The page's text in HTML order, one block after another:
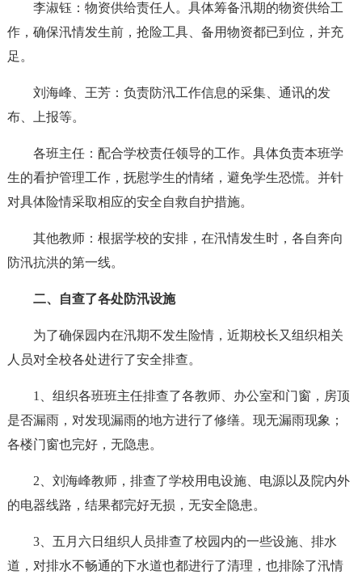
李淑钰：物资供给责任人。具体筹备汛期的物资供给工
作，确保汛情发生前，抢险工具、备用物资都已到位，并充
足。
刘海峰、王芳：负责防汛工作信息的采集、通讯的发
布、上报等。
各班主任：配合学校责任领导的工作。具体负责本班学
生的看护管理工作，抚慰学生的情绪，避免学生恐慌。并针
对具体险情采取相应的安全自救自护措施。
其他教师：根据学校的安排，在汛情发生时，各自奔向
防汛抗洪的第一线。
二、自查了各处防汛设施
为了确保园内在汛期不发生险情，近期校长又组织相关
人员对全校各处进行了安全排查。
1、组织各班班主任排查了各教师、办公室和门窗，房顶
是否漏雨，对发现漏雨的地方进行了修缮。现无漏雨现象；
各楼门窗也完好，无隐患。
2、刘海峰教师，排查了学校用电设施、电源以及院内外
的电器线路，结果都完好无损，无安全隐患。
3、五月六日组织人员排查了校园内的一些设施、排水
道，对排水不畅通的下水道也都进行了清理，也排除了汛情